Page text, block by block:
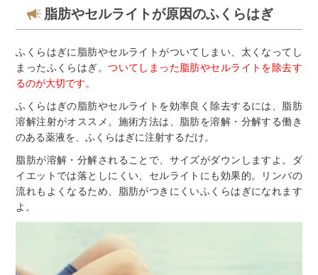
脂肪やセルライトが原因のふくらはぎ
ふくらはぎに脂肪やセルライトがついてしまい、太くなってし
まったふくらはぎ。ついてしまった脂肪やセルライトを除去す
るのが大切です。
ふくらはぎの脂肪やセルライトを効率良く除去するには、脂肪
溶解注射がオススメ。施術方法は、脂肪を溶解・分解する働き
のある薬液を、ふくらはぎに注射するだけ。
脂肪が溶解・分解されることで、サイズがダウンしますよ。ダ
イエットでは落としにくい、セルライトにも効果的。リンパの
流れもよくなるため、脂肪がつきにくいふくらはぎになれます
よ。